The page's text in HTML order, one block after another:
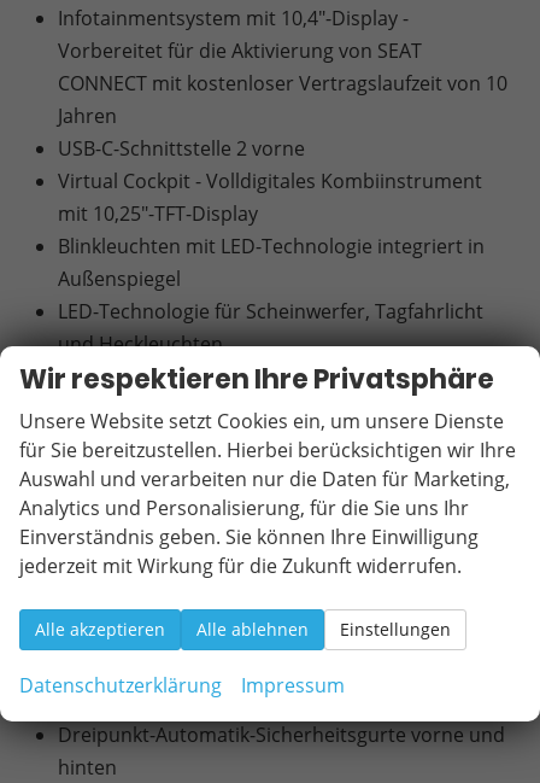
Infotainmentsystem mit 10,4"-Display -
Vorbereitet für die Aktivierung von SEAT
CONNECT mit kostenloser Vertragslaufzeit von 10
Jahren
USB-C-Schnittstelle 2 vorne
Virtual Cockpit - Volldigitales Kombiinstrument
mit 10,25"-TFT-Display
Blinkleuchten mit LED-Technologie integriert in
Außenspiegel
LED-Technologie für Scheinwerfer, Tagfahrlicht
und Heckleuchten
Nebelscheinwerfer mit Abbiegelicht-Funktion in
LED-Technologie
Voll-LED-Heckleuchten und Infinite Light, LED-
Lichtband am Heck
7 Airbags (Airbag für Fahrer und Beifahrer /
Center-Airbag / Seitenairbag für Fahrer und
Beifahrer / Kopfairbag-System vorne und hinten]
Beifahrerairbag-Deaktivierung
Bordcomputer
Vorderachse
Dreipunkt-Automatik-Sicherheitsgurte vorne und
hinten
Wir respektieren Ihre Privatsphäre
Unsere Website setzt Cookies ein, um unsere Dienste
für Sie bereitzustellen. Hierbei berücksichtigen wir Ihre
Auswahl und verarbeiten nur die Daten für Marketing,
Analytics und Personalisierung, für die Sie uns Ihr
Einverständnis geben. Sie können Ihre Einwilligung
jederzeit mit Wirkung für die Zukunft widerrufen.
Alle akzeptieren Alle ablehnen Einstellungen
Datenschutzerklärung Impressum